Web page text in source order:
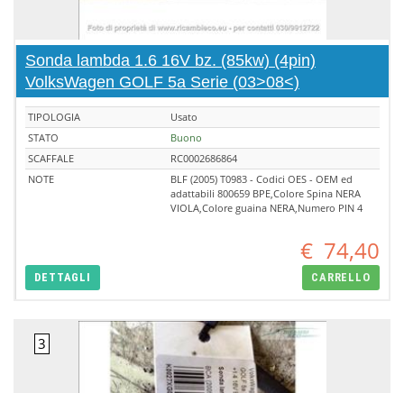
Sonda lambda 1.6 16V bz. (85kw) (4pin)
VolksWagen GOLF 5a Serie (03>08<)
TIPOLOGIA
Usato
STATO
Buono
SCAFFALE
RC0002686864
NOTE
BLF (2005) T0983 - Codici OES - OEM ed
adattabili 800659 BPE,Colore Spina NERA
VIOLA,Colore guaina NERA,Numero PIN 4
€ 74,40
DETTAGLI CARRELLO